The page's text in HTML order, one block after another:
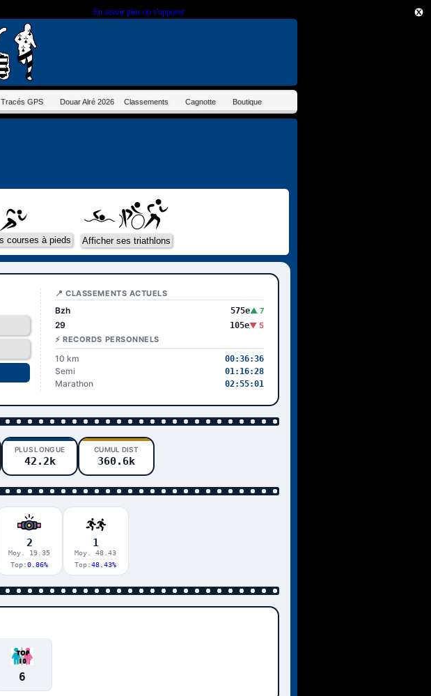
En savoir plus ou s'opposer.
Tracés GPS Douar Alré 2026 Classements Cagnotte Boutique
📍 CLASSEMENTS ACTUELS
Bzh 575e▲ 7
29 105e▼ 5
⚡ RECORDS PERSONNELS
10 km 00:36:36
Semi 01:16:28
Marathon 02:55:01
PLUS LONGUE
42.2k
CUMUL DIST
360.6k
2
Moy. 19.35
Top:0.86%
1
Moy. 48.43
Top:48.43%
6